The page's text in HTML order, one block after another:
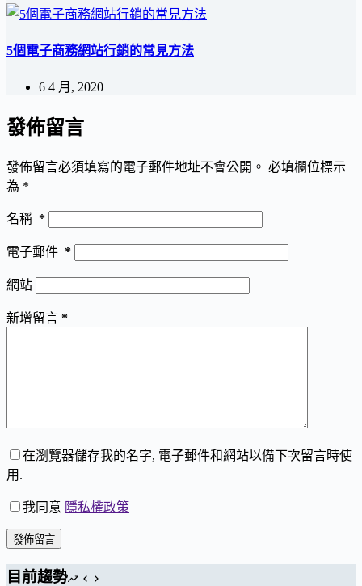
5個電子商務網站行銷的常見方法
6 4 月, 2020
發佈留言
發佈留言必須填寫的電子郵件地址不會公開。 必填欄位標示
為 *
名稱 *
電子郵件 *
網站
新增留言 *
在瀏覽器儲存我的名字, 電子郵件和網站以備下次留言時使
用.
我同意 隱私權政策
發佈留言
目前趨勢